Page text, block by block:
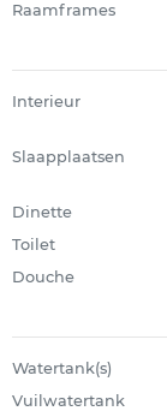
Raamframes
Interieur
Slaapplaatsen
Dinette
Toilet
Douche
Watertank(s)
Vuilwatertank